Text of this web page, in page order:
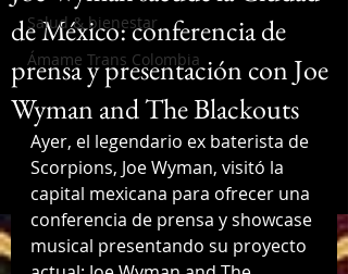
Salud & bienestar
Ámame Trans Colombia
de México: conferencia de
prensa y presentación con Joe
Wyman and The Blackouts
Ayer, el legendario ex baterista de
Scorpions, Joe Wyman, visitó la
capital mexicana para ofrecer una
conferencia de prensa y showcase
musical presentando su proyecto